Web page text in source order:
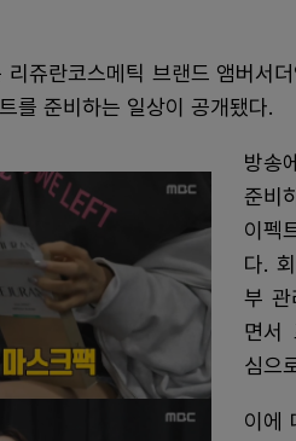
쥬란코스메틱 브랜드 앰버서
를 준비하는 일상이 공개됐다.
방송
준비
이펙
다.
부 관
면서
심으
이에